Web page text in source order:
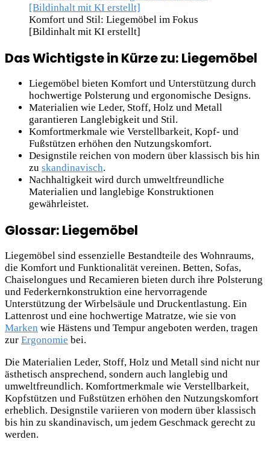
Komfort und Stil: Liegemöbel im Fokus
[Bildinhalt mit KI erstellt]
Das Wichtigste in Kürze zu: Liegemöbel
Liegemöbel bieten Komfort und Unterstützung durch
hochwertige Polsterung und ergonomische Designs.
Materialien wie Leder, Stoff, Holz und Metall
garantieren Langlebigkeit und Stil.
Komfortmerkmale wie Verstellbarkeit, Kopf- und
Fußstützen erhöhen den Nutzungskomfort.
Designstile reichen von modern über klassisch bis hin
zu skandinavisch.
Nachhaltigkeit wird durch umweltfreundliche
Materialien und langlebige Konstruktionen
gewährleistet.
Glossar: Liegemöbel
Liegemöbel sind essenzielle Bestandteile des Wohnraums,
die Komfort und Funktionalität vereinen. Betten, Sofas,
Chaiselongues und Recamieren bieten durch ihre Polsterung
und Federkernkonstruktion eine hervorragende
Unterstützung der Wirbelsäule und Druckentlastung. Ein
Lattenrost und eine hochwertige Matratze, wie sie von
Marken wie Hästens und Tempur angeboten werden, tragen
zur Ergonomie bei.
Die Materialien Leder, Stoff, Holz und Metall sind nicht nur
ästhetisch ansprechend, sondern auch langlebig und
umweltfreundlich. Komfortmerkmale wie Verstellbarkeit,
Kopfstützen und Fußstützen erhöhen den Nutzungskomfort
erheblich. Designstile variieren von modern über klassisch
bis hin zu skandinavisch, um jedem Geschmack gerecht zu
werden.